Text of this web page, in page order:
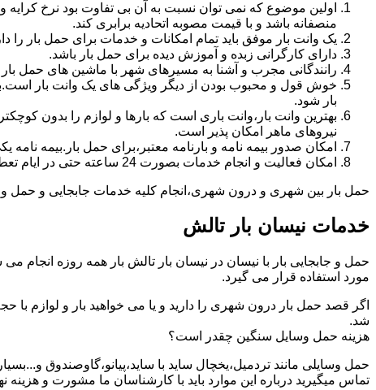
اولین موضوع که نمی توان نسبت به آن بی تفاوت بود نرخ کرایه
منصفانه باشد و با قیمت مصوبه اتحادیه برابری کند.
یک وانت بار موفق باید تمام امکانات و خدمات برای حمل بار را
دارای کارگرانی زبده و آموزش دیده برای حمل بار باشد.
رانندگانی مجرب و آشنا به مسیرهای شهر با ماشین های حمل
خوش قول و محبوب بودن از دیگر ویژگی های یک وانت بار
بار شود.
بهترین وانت بار،وانت باری است که بارها و لوازم را بدون
نیروهای ماهر امکان پذیر است.
امکان صدور بیمه نامه و بارنامه معتبر،برای حمل بار.بیمه
امکان فعالیت و انجام خدمات بصورت 24 ساعته حتی در ایام تعطیل
حمل بار بین شهری و درون شهری،انجام کلیه خدمات جابجایی و حمل و
خدمات نیسان بار تالش
مورد استفاده قرار می گیرد.
اگر قصد حمل بار درون شهری را دارید و یا می خواهید بار و لوازم با
شد.
هزینه حمل وسایل سنگین چقدر است؟
حمل وسایلی مانند تردمیل،یخچال ساید با ساید،پیانو،گاوصندوق
تماس میگیرید درباره این موارد باید با کارشناسان ما مشورت و هزینه